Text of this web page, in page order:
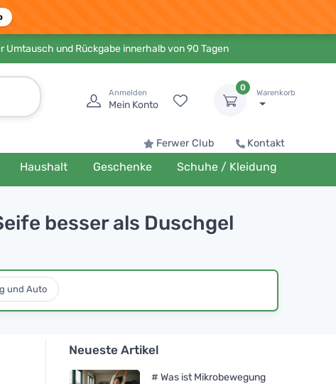
Umtausch und Rückgabe innerhalb von 90 Tagen
Anmelden
Mein Konto
0
Warenkorb
Ferwer Club Kontakt
Haushalt Geschenke Schuhe / Kleidung
besser als Duschgel
und Auto
Neueste Artikel
# Was ist Mikrobewegung